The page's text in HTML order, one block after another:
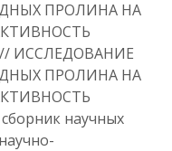
ПРОЛИНА НА
ИССЛЕДОВАНИЕ
ПРОЛИНА НА
научных